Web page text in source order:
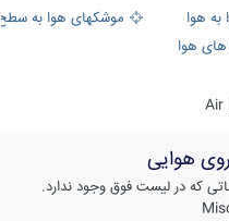
هوا
موشکهای هوا به سطح
هوایی
Air
هوایی
که در لیست فوق وجود ندارد.